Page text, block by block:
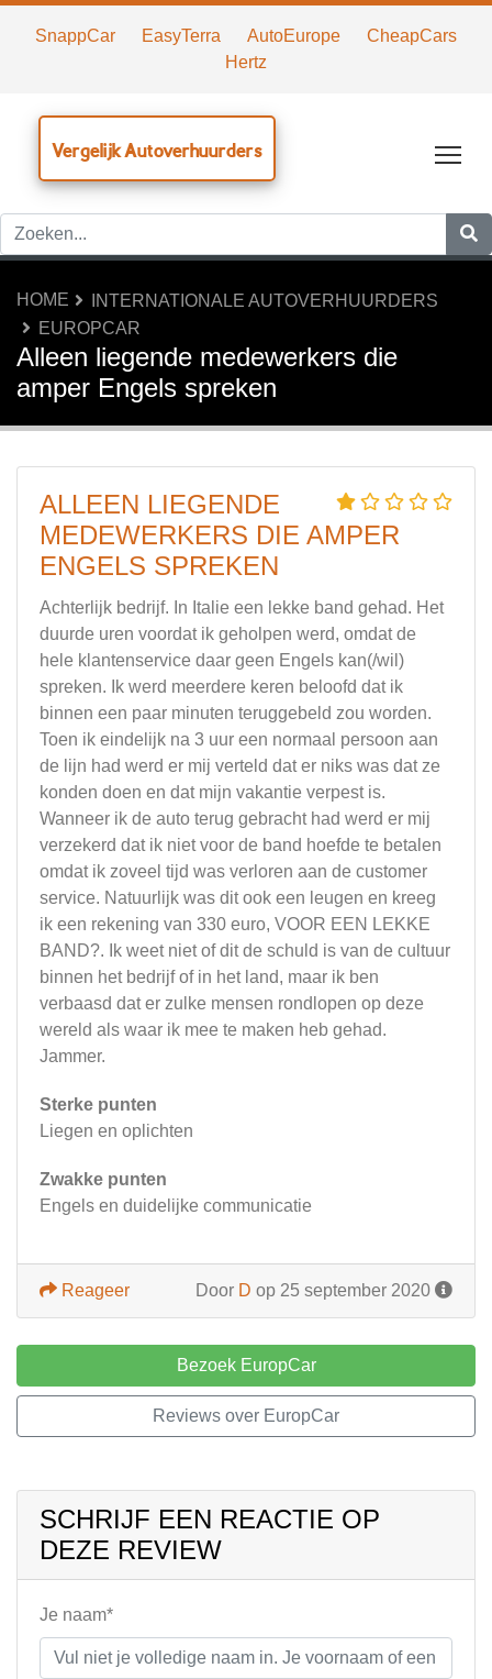
SnappCar EasyTerra AutoEurope
CheapCars
Hertz
Vergelijk Autoverhuurders
HOME
INTERNATIONALE AUTOVERHUURDERS
EUROPCAR
Alleen liegende medewerkers die
amper Engels spreken
ALLEEN LIEGENDE
MEDEWERKERS DIE AMPER
ENGELS SPREKEN
Achterlijk bedrijf. In Italie een lekke band gehad. Het
duurde uren voordat ik geholpen werd, omdat de
hele klantenservice daar geen Engels kan(/wil)
spreken. Ik werd meerdere keren beloofd dat ik
binnen een paar minuten teruggebeld zou worden.
Toen ik eindelijk na 3 uur een normaal persoon aan
de lijn had werd er mij verteld dat er niks was dat ze
konden doen en dat mijn vakantie verpest is.
Wanneer ik de auto terug gebracht had werd er mij
verzekerd dat ik niet voor de band hoefde te betalen
omdat ik zoveel tijd was verloren aan de customer
service. Natuurlijk was dit ook een leugen en kreeg
ik een rekening van 330 euro, VOOR EEN LEKKE
BAND?. Ik weet niet of dit de schuld is van de cultuur
binnen het bedrijf of in het land, maar ik ben
verbaasd dat er zulke mensen rondlopen op deze
wereld als waar ik mee te maken heb gehad.
Jammer.
Sterke punten
Liegen en oplichten
Zwakke punten
Engels en duidelijke communicatie
Door D op 25 september 2020
Reageer
Bezoek EuropCar
Reviews over EuropCar
SCHRIJF EEN REACTIE OP
DEZE REVIEW
Je naam*